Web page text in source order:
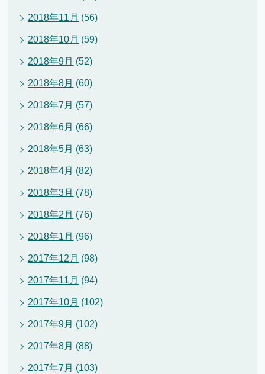
2018年11月 (56)
2018年10月 (59)
2018年9月 (52)
2018年8月 (60)
2018年7月 (57)
2018年6月 (66)
2018年5月 (63)
2018年4月 (82)
2018年3月 (78)
2018年2月 (76)
2018年1月 (96)
2017年12月 (98)
2017年11月 (94)
2017年10月 (102)
2017年9月 (102)
2017年8月 (88)
2017年7月 (103)